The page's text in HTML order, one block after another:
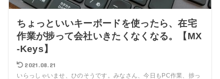
ちょっといいキーボードを使ったら、在宅
作業が捗って会社いきたくなくなる。【MX
-Keys】
2021.08.21
いらっしゃいませ、ひのそうです。みなさん、今日もPC作業、捗っ